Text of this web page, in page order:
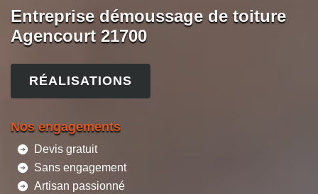
Entreprise démoussage de toiture
Agencourt 21700
RÉALISATIONS
Nos engagements
Devis gratuit
Sans engagement
Artisan passionné